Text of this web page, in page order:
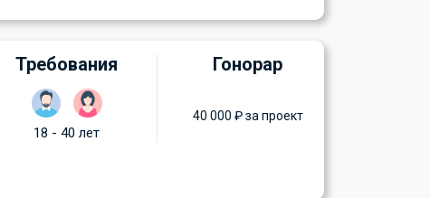
Требования
18 - 40 лет
Гонорар
40 000 ₽ за проект